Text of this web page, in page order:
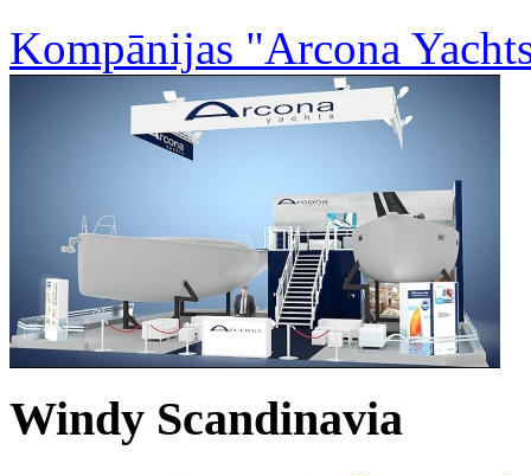
Kompānijas "Arcona
Windy Scandinavia